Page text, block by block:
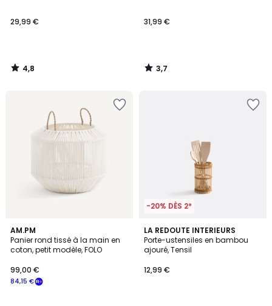
29,99 €
4,8
/
31,99 €
3,7
/
AM.PM
Panier rond tissé à la main en
coton, petit modèle, FOLO
84,15 €
99,00 €
5
/
5
-20% DÈS 2*
LA REDOUTE INTERIEURS
Porte-ustensiles en bambou
ajouré, Tensil
12,99 €
4,7
/ 5